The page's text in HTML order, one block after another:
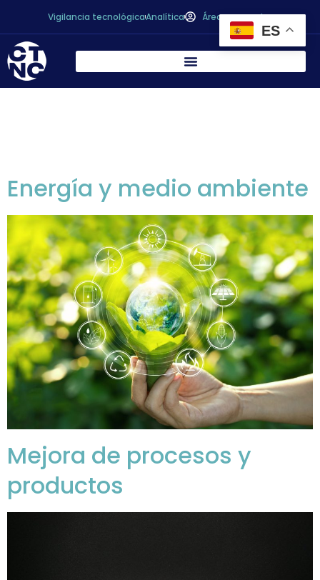
Vigilancia tecnológicaAnalítica Área personal
Energía y medio ambiente
Mejora de procesos y
productos
ES